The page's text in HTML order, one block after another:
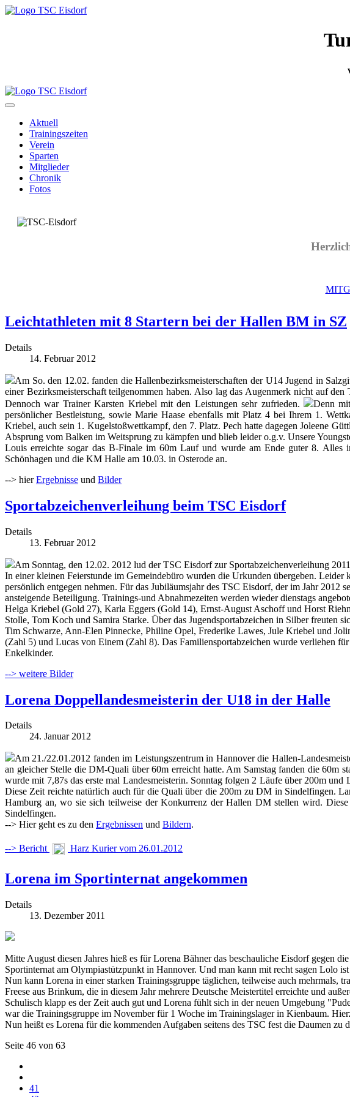
Aktuell
Trainingszeiten
Verein
Sparten
Mitglieder
Chronik
Fotos
Leichtathleten mit 8 Startern bei der Hallen BM in SZ
Details
14. Februar 2012
Am So. den 12.02. fanden die Hallenbezirksmeisterschaften der U14 Jugend in
einer Bezirksmeisterschaft teilgenommen haben. Also lag das Augenmerk nicht auf
Dennoch war Trainer Karsten Kriebel mit den Leistungen sehr zufrieden.
Denn
persönlicher Bestleistung, sowie Marie Haase ebenfalls mit Platz 4 bei Ihrem 1.
Kriebel, auch sein 1. Kugelstoßwettkampf, den 7. Platz. Pech hatte dagegen Joleene
Absprung vom Balken im Weitsprung zu kämpfen und blieb leider o.g.v. Unsere
Louis erreichte sogar das B-Finale im 60m Lauf und wurde am Ende guter 8.
Schönhagen und die KM Halle am 10.03. in Osterode an.
--> hierErgebnisse und Bilder
Sportabzeichenverleihung beim TSC Eisdorf
Details
13. Februar 2012
Am Sonntag, den 12.02. 2012 lud der TSC Eisdorf zur Sportabzeichenverleihung
In einer kleinen Feierstunde im Gemeindebüro wurden die Urkunden übergeben.
persönlich entgegen nehmen. Für das Jubiläumsjahr des TSC Eisdorf, der im Jahr
ansteigende Beteiligung. Trainings-und Abnahmezeiten werden wieder dienstags
Helga Kriebel (Gold 27), Karla Eggers (Gold 14), Ernst-August Aschoff und Horst
Stolle, Tom Koch und Samira Starke. Über das Jugendsportabzeichen in Silber freuten
Tim Schwarze, Ann-Elen Pinnecke, Philine Opel, Frederike Lawes, Jule Kriebel und
(Zahl 5) und Lucas von Einem (Zahl 8). Das Familiensportabzeichen wurde verliehen
Enkelkinder.
--> weitere Bilder
Lorena Doppellandesmeisterin der U18 in der Halle
Details
24. Januar 2012
Am 21./22.01.2012 fanden im Leistungszentrum in Hannover die Hallen-
an gleicher Stelle die DM-Quali über 60m erreicht hatte. Am Samstag fanden die 60m
wurde mit 7,87s das erste mal Landesmeisterin. Sonntag folgen 2 Läufe über 200m
Diese Zeit reichte natürlich auch für die Quali über die 200m zu DM in Sindelfingen.
Hamburg an, wo sie sich teilweise der Konkurrenz der Hallen DM stellen wird.
Sindelfingen.
--> Hier geht es zu den Ergebnissen und Bildern.
--> Bericht Harz Kurier vom 26.01.2012
Lorena im Sportinternat angekommen
Details
13. Dezember 2011
Mitte August diesen Jahres hieß es für Lorena Bähner das beschauliche Eisdorf
Sportinternat am Olympiastützpunkt in Hannover. Und man kann mit recht sagen Lolo
Nun kann Lorena in einer starken Trainingsgruppe täglichen, teilweise auch mehrmals,
Freese aus Brinkum, die in diesem Jahr mehrere Deutsche Meistertitel erreichte und
Schulisch klapp es der Zeit auch gut und Lorena fühlt sich in der neuen Umgebung
war die Trainingsgruppe im November für 1 Woche im Trainingslager in Kienbaum.
Nun heißt es Lorena für die kommenden Aufgaben seitens des TSC fest die Daumen
Seite 46 von 63
41